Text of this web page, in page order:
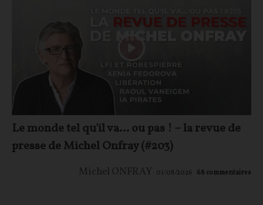
Le monde tel qu'il va… ou pas ! – la revue de
presse de Michel Onfray (#203)
Michel ONFRAY 01/08/2026 68 commentaires